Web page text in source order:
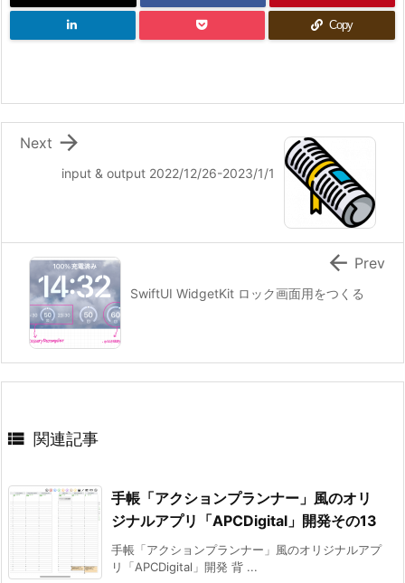
Copy
input & output 2022/12/26-2023/1/1

Next
SwiftUI WidgetKit ロック画面用をつくる
 Prev
 関連記事
手帳「アクションプランナー」風のオリ
ジナルアプリ「APCDigital」開発その13
手帳「アクションプランナー」風のオリジナルアプ
リ「APCDigital」開発 背 ...